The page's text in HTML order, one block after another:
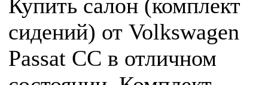
Купить салон (комплект
сидений) от Volkswagen
Passat CC в отличном